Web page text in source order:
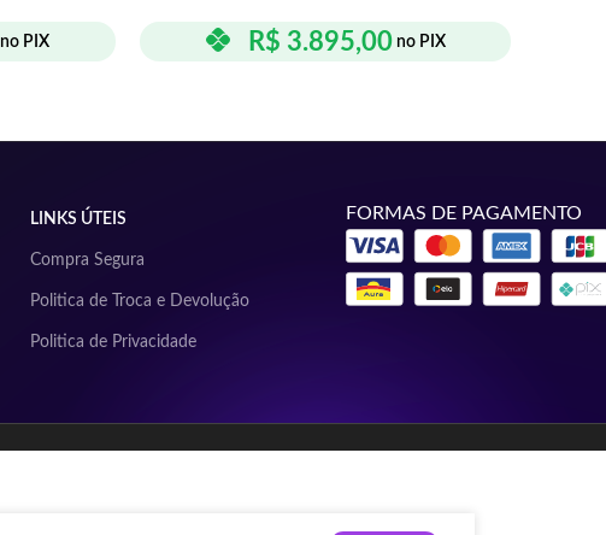
no PIX R$ 3.895,00 no PIX
LINKS ÚTEIS
Compra Segura
Politica de Troca e Devolução
Politica de Privacidade
FORMAS DE PAGAMENTO